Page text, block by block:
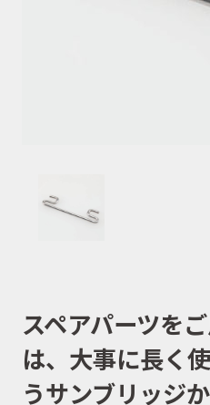
スペアパーツを
は、大事に長く
うサンブリッジ